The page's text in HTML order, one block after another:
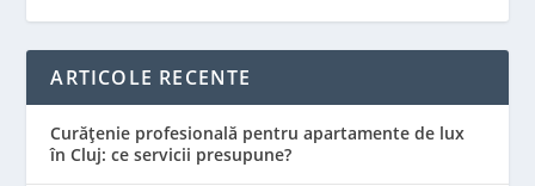
ARTICOLE RECENTE
Curățenie profesională pentru apartamente de lux
în Cluj: ce servicii presupune?